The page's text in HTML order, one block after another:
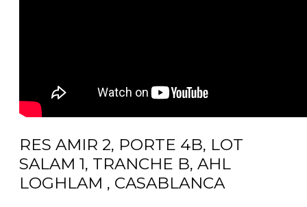
RES AMIR 2, PORTE 4B, LOT
SALAM 1, TRANCHE B, AHL
LOGHLAM , CASABLANCA